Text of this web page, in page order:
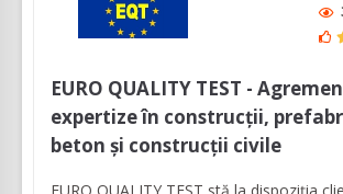
EURO QUALITY TEST -
expertize în construcții,
beton și construcții civile